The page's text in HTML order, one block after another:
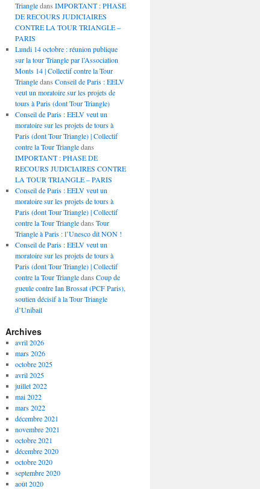
Triangledans IMPORTANT : PHASE
DE RECOURS JUDICIAIRES
CONTRE LA TOUR TRIANGLE –
PARIS
Lundi 14 octobre : réunion publique
sur la tour Triangle par l’Association
Monts 14 | Collectif contre la Tour
Triangledans Conseil de Paris : EELV
veut un moratoire sur les projets de
tours à Paris (dont Tour Triangle)
Conseil de Paris : EELV veut un
moratoire sur les projets de tours à
Paris (dont Tour Triangle) | Collectif
contre la Tour Triangledans
IMPORTANT : PHASE DE
RECOURS JUDICIAIRES CONTRE
LA TOUR TRIANGLE – PARIS
Conseil de Paris : EELV veut un
moratoire sur les projets de tours à
Paris (dont Tour Triangle) | Collectif
contre la Tour Triangledans Tour
Triangle à Paris : l’Unesco dit NON !
Conseil de Paris : EELV veut un
moratoire sur les projets de tours à
Paris (dont Tour Triangle) | Collectif
contre la Tour Triangledans Coup de
gueule contre Ian Brossat (PCF Paris),
soutien décisif à la Tour Triangle
d’Unibail
Archives
avril 2026
mars 2026
octobre 2025
avril 2025
juillet 2022
mai 2022
mars 2022
décembre 2021
novembre 2021
octobre 2021
décembre 2020
octobre 2020
septembre 2020
août 2020